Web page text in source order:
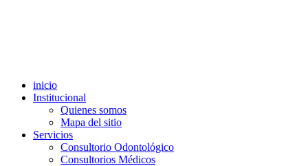
inicio
Institucional
Quienes somos
Mapa del sitio
Servicios
Consultorio Odontológico
Consultorios Médicos